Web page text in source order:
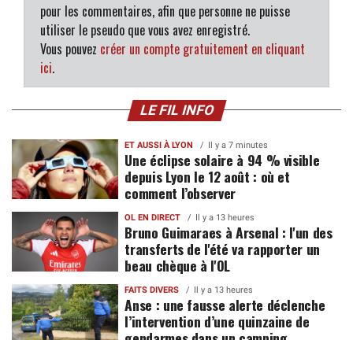
pour les commentaires, afin que personne ne puisse
utiliser le pseudo que vous avez enregistré.
Vous pouvez créer un compte gratuitement en cliquant
ici.
LE FIL INFO
ET AUSSI À LYON Il y a 7 minutes
Une éclipse solaire à 94 % visible
depuis Lyon le 12 août : où et
comment l’observer
OL EN DIRECT Il y a 13 heures
Bruno Guimaraes à Arsenal : l'un des
transferts de l'été va rapporter un
beau chèque à l'OL
FAITS DIVERS Il y a 13 heures
Anse : une fausse alerte déclenche
l’intervention d’une quinzaine de